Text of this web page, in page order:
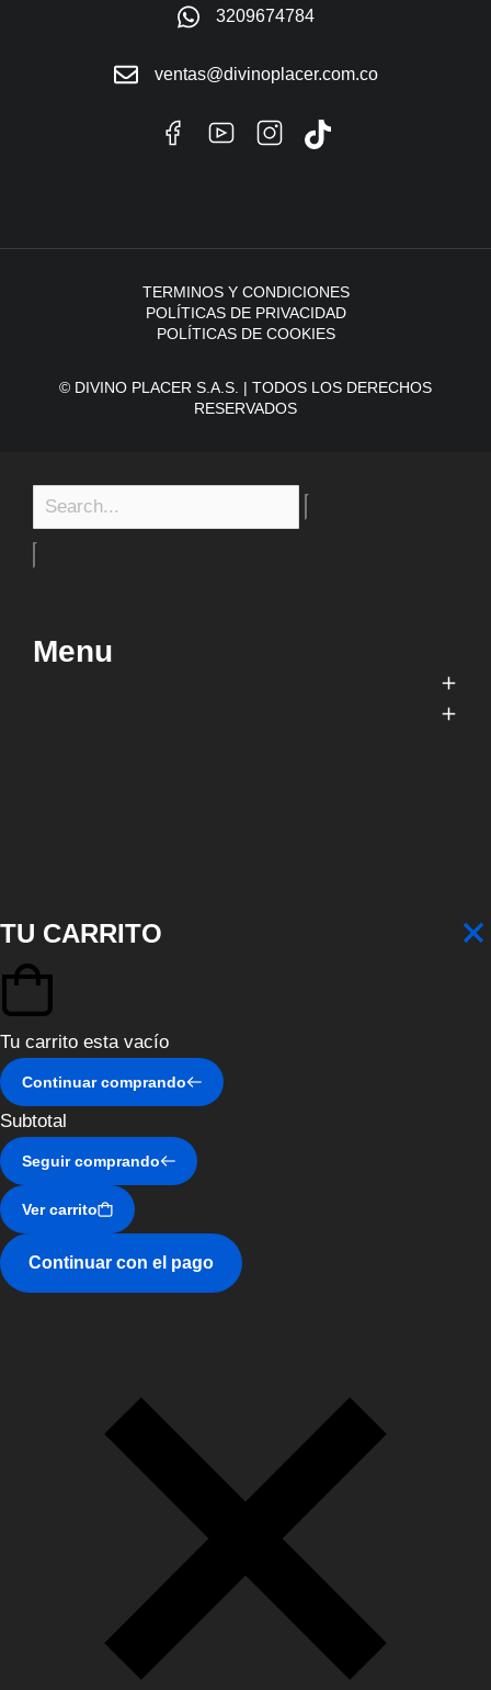
3209674784
ventas@divinoplacer.com.co
© DIVINO PLACER S.A.S. | TODOS LOS DERECHOS
RESERVADOS
TERMINOS Y CONDICIONES
POLÍTICAS DE PRIVACIDAD
POLÍTICAS DE COOKIES
Menu
TU CARRITO
Tu carrito esta vacío
Continuar comprando
Subtotal
Seguir comprando
Ver carrito
Continuar con el pago